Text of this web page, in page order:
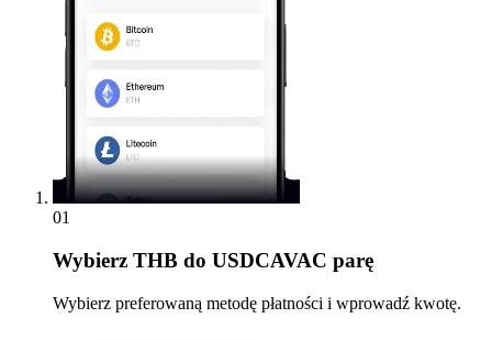
01
Wybierz THB do USDCAVAC parę
Wybierz preferowaną metodę płatności i wprowadź kwotę.